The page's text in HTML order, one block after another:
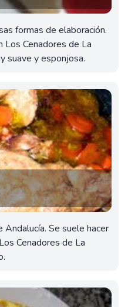
formas de elaboración.
Los Cenadores de La
suave y esponjosa.
Andalucía. Se suele hacer
Cenadores de La